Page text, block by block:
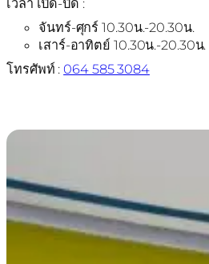
เวลา เปิด-ปิด :
จันทร์-ศุกร์ 10.30น.-20.30น.
เสาร์-อาทิตย์ 10.30น.-20.30น.
โทรศัพท์ : 064 585 3084